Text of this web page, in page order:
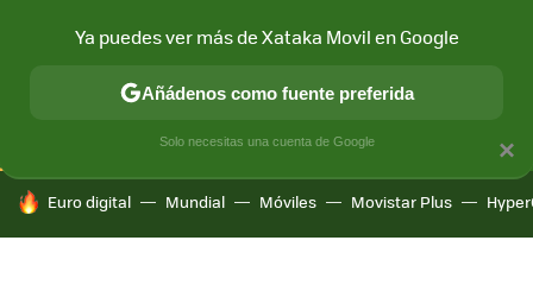
CONECTIVIDAD MÓVIL Y SOCIEDAD APLICACIONES
HOY SE HABLA DE
Euro digital Mundial Móviles Movistar Plus
×
Ya puedes ver más de Xataka Movil en Google
Añádenos como fuente preferida
Solo necesitas una cuenta de Google